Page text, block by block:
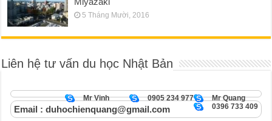
5 Tháng Mười, 2016
Liên hệ tư vấn du học Nhật Bản
Mr Quang
0905 234 977
Mr Vinh
0396 733 409
Email : duhochienquang@gmail.com